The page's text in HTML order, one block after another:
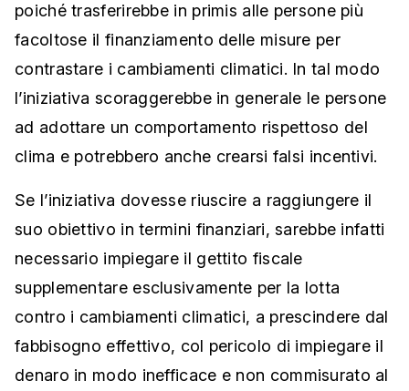
poiché trasferirebbe in primis alle persone più
facoltose il finanziamento delle misure per
contrastare i cambiamenti climatici. In tal modo
l’iniziativa scoraggerebbe in generale le persone
ad adottare un comportamento rispettoso del
clima e potrebbero anche crearsi falsi incentivi.
Se l’iniziativa dovesse riuscire a raggiungere il
suo obiettivo in termini finanziari, sarebbe infatti
necessario impiegare il gettito fiscale
supplementare esclusivamente per la lotta
contro i cambiamenti climatici, a prescindere dal
fabbisogno effettivo, col pericolo di impiegare il
denaro in modo inefficace e non commisurato al